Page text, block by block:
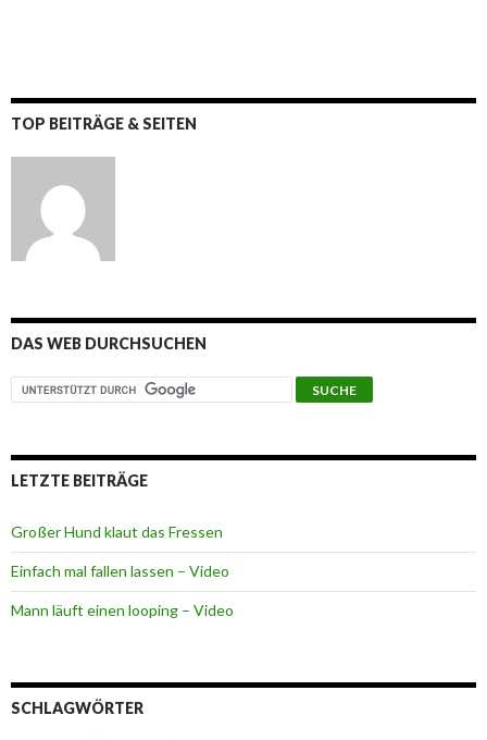
TOP BEITRÄGE & SEITEN
DAS WEB DURCHSUCHEN
LETZTE BEITRÄGE
Großer Hund klaut das Fressen
Einfach mal fallen lassen – Video
Mann läuft einen looping – Video
SCHLAGWÖRTER